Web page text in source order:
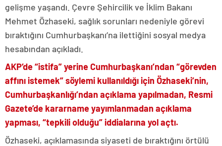
gelişme yaşandı. Çevre Şehircilik ve İklim Bakanı
Mehmet Özhaseki, sağlık sorunları nedeniyle görevi
bıraktığını Cumhurbaşkanı’na ilettiğini sosyal medya
hesabından açıkladı.
AKP’de “istifa” yerine Cumhurbaşkanı’ndan “görevden
affını istemek” söylemi kullanıldığı için Özhaseki’nin,
Cumhurbaşkanlığı’ndan açıklama yapılmadan, Resmi
Gazete’de kararname yayımlanmadan açıklama
yapması, “tepkili olduğu” iddialarına yol açtı.
Özhaseki, açıklamasında siyaseti de bıraktığını örtülü